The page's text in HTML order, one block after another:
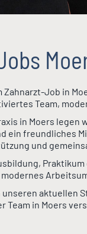
Zahnarzt-Job in
Team,
in Moers
ein freundliches
und
unseren
Team in Moers